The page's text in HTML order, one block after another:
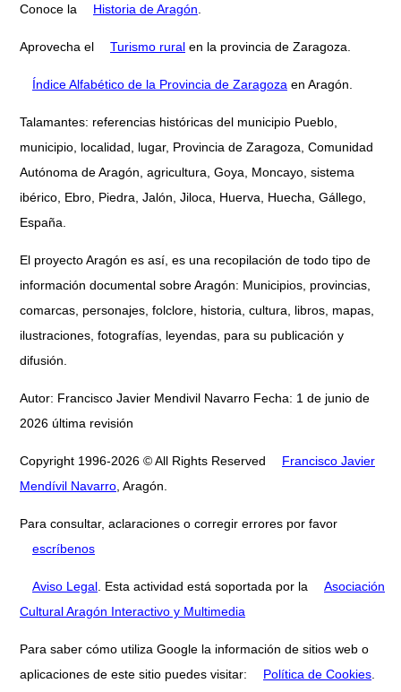
Conoce la Historia de Aragón
Aprovecha el Turismo rural en la provincia de Zaragoza.
Índice Alfabético de la Provincia de Zaragoza en Aragón.
Talamantes: referencias históricas del municipio Pueblo,
municipio, localidad, lugar, Provincia de Zaragoza, Comunidad
Autónoma de Aragón, agricultura, Goya, Moncayo, sistema
ibérico, Ebro, Piedra, Jalón, Jiloca, Huerva, Huecha, Gállego,
España.
El proyecto Aragón es así, es una recopilación de todo tipo de
información documental sobre Aragón: Municipios, provincias,
comarcas, personajes, folclore, historia, cultura, libros, mapas,
ilustraciones, fotografías, leyendas, para su publicación y
difusión.
Autor: Francisco Javier Mendivil Navarro Fecha: 1 de junio de
2026 última revisión
Copyright 1996-2026 © All Rights Reserved
Francisco Javier
Mendívil Navarro , Aragón.
Para consultar, aclaraciones o corregir errores por favor
escríbenos
Aviso Legal . Esta actividad está soportada por la
Asociación
Cultural Aragón Interactivo y Multimedia
Para saber cómo utiliza Google la información de sitios web o
aplicaciones de este sitio puedes visitar:
Política de Cookies